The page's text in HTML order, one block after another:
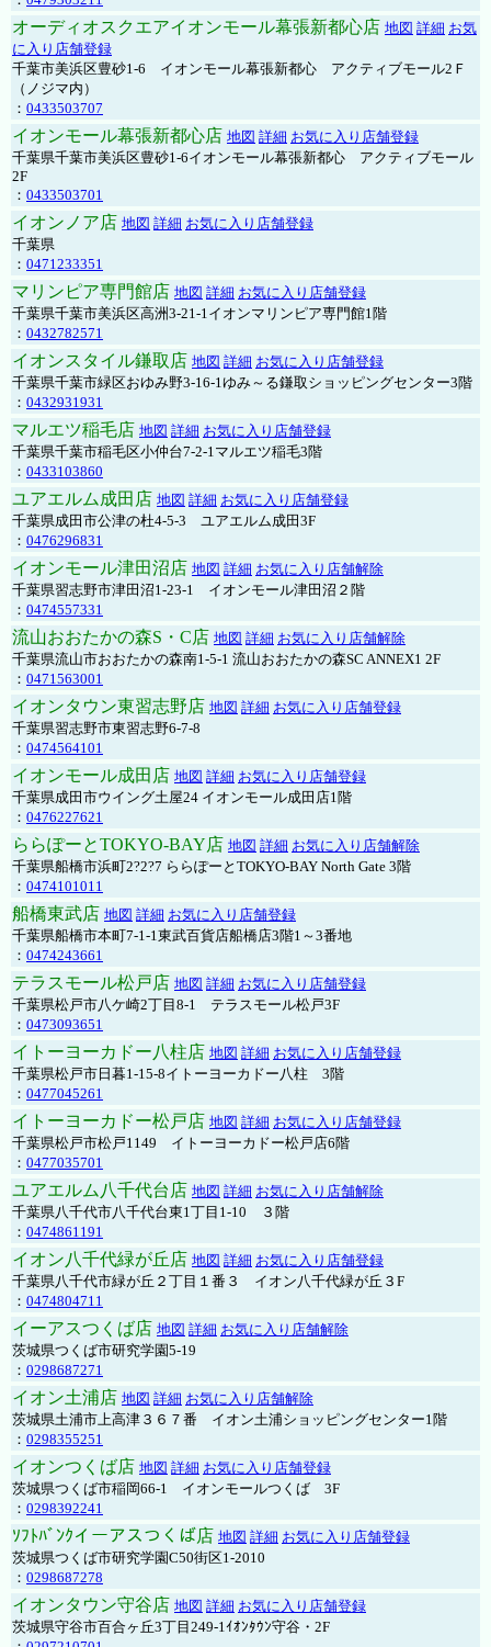
オーディオスクエアイオンモール幕張新都心店 地図 詳細 お気
に入り店舗登録
千葉市美浜区豊砂1-6 イオンモール幕張新都心 アクティブモール2Ｆ
（ノジマ内）
： 0433503707
イオンモール幕張新都心店 地図 詳細 お気に入り店舗登録
千葉県千葉市美浜区豊砂1-6イオンモール幕張新都心 アクティブモール
2F
： 0433503701
イオンノア店 地図 詳細 お気に入り店舗登録
千葉県
： 0471233351
マリンピア専門館店 地図 詳細 お気に入り店舗登録
千葉県千葉市美浜区高洲3-21-1イオンマリンピア専門館1階
： 0432782571
イオンスタイル鎌取店 地図 詳細 お気に入り店舗登録
千葉県千葉市緑区おゆみ野3-16-1ゆみ～る鎌取ショッピングセンター3階
： 0432931931
マルエツ稲毛店 地図 詳細 お気に入り店舗登録
千葉県千葉市稲毛区小仲台7-2-1マルエツ稲毛3階
： 0433103860
ユアエルム成田店 地図 詳細 お気に入り店舗登録
千葉県成田市公津の杜4-5-3 ユアエルム成田3F
： 0476296831
イオンモール津田沼店 地図 詳細 お気に入り店舗解除
千葉県習志野市津田沼1-23-1 イオンモール津田沼２階
： 0474557331
流山おおたかの森S・C店 地図 詳細 お気に入り店舗解除
千葉県流山市おおたかの森南1-5-1 流山おおたかの森SC ANNEX1 2F
： 0471563001
イオンタウン東習志野店 地図 詳細 お気に入り店舗登録
千葉県習志野市東習志野6-7-8
： 0474564101
イオンモール成田店 地図 詳細 お気に入り店舗登録
千葉県成田市ウイング土屋24 イオンモール成田店1階
： 0476227621
ららぽーとTOKYO-BAY店 地図 詳細 お気に入り店舗解除
千葉県船橋市浜町2?2?7 ららぽーとTOKYO-BAY North Gate 3階
： 0474101011
船橋東武店 地図 詳細 お気に入り店舗登録
千葉県船橋市本町7-1-1東武百貨店船橋店3階1～3番地
： 0474243661
テラスモール松戸店 地図 詳細 お気に入り店舗登録
千葉県松戸市八ケ崎2丁目8-1 テラスモール松戸3F
： 0473093651
イトーヨーカドー八柱店 地図 詳細 お気に入り店舗登録
千葉県松戸市日暮1-15-8イトーヨーカドー八柱 3階
： 0477045261
イトーヨーカドー松戸店 地図 詳細 お気に入り店舗登録
千葉県松戸市松戸1149 イトーヨーカドー松戸店6階
： 0477035701
ユアエルム八千代台店 地図 詳細 お気に入り店舗解除
千葉県八千代市八千代台東1丁目1-10 ３階
： 0474861191
イオン八千代緑が丘店 地図 詳細 お気に入り店舗登録
千葉県八千代市緑が丘２丁目１番３ イオン八千代緑が丘３F
： 0474804711
イーアスつくば店 地図 詳細 お気に入り店舗解除
茨城県つくば市研究学園5-19
： 0298687271
イオン土浦店 地図 詳細 お気に入り店舗解除
茨城県土浦市上高津３６７番 イオン土浦ショッピングセンター1階
： 0298355251
イオンつくば店 地図 詳細 お気に入り店舗登録
茨城県つくば市稲岡66-1 イオンモールつくば 3F
： 0298392241
ｿﾌﾄﾊﾞﾝｸイーアスつくば店 地図 詳細 お気に入り店舗登録
茨城県つくば市研究学園C50街区1-2010
： 0298687278
イオンタウン守谷店 地図 詳細 お気に入り店舗登録
茨城県守谷市百合ヶ丘3丁目249-1ｲｵﾝﾀｳﾝ守谷・2F